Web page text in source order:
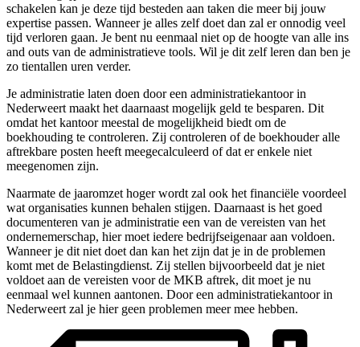
schakelen kan je deze tijd besteden aan taken die meer bij jouw
expertise passen. Wanneer je alles zelf doet dan zal er onnodig veel
tijd verloren gaan. Je bent nu eenmaal niet op de hoogte van alle ins
and outs van de administratieve tools. Wil je dit zelf leren dan ben je
zo tientallen uren verder.
Je administratie laten doen door een administratiekantoor in
Nederweert maakt het daarnaast mogelijk geld te besparen. Dit
omdat het kantoor meestal de mogelijkheid biedt om de
boekhouding te controleren. Zij controleren of de boekhouder alle
aftrekbare posten heeft meegecalculeerd of dat er enkele niet
meegenomen zijn.
Naarmate de jaaromzet hoger wordt zal ook het financiële voordeel
wat organisaties kunnen behalen stijgen. Daarnaast is het goed
documenteren van je administratie een van de vereisten van het
ondernemerschap, hier moet iedere bedrijfseigenaar aan voldoen.
Wanneer je dit niet doet dan kan het zijn dat je in de problemen
komt met de Belastingdienst. Zij stellen bijvoorbeeld dat je niet
voldoet aan de vereisten voor de MKB aftrek, dit moet je nu
eenmaal wel kunnen aantonen. Door een administratiekantoor in
Nederweert zal je hier geen problemen meer mee hebben.